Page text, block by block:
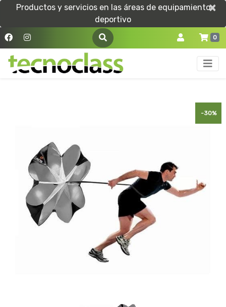
Productos y servicios en las áreas de equipamiento
deportivo
×
×
0
-30%